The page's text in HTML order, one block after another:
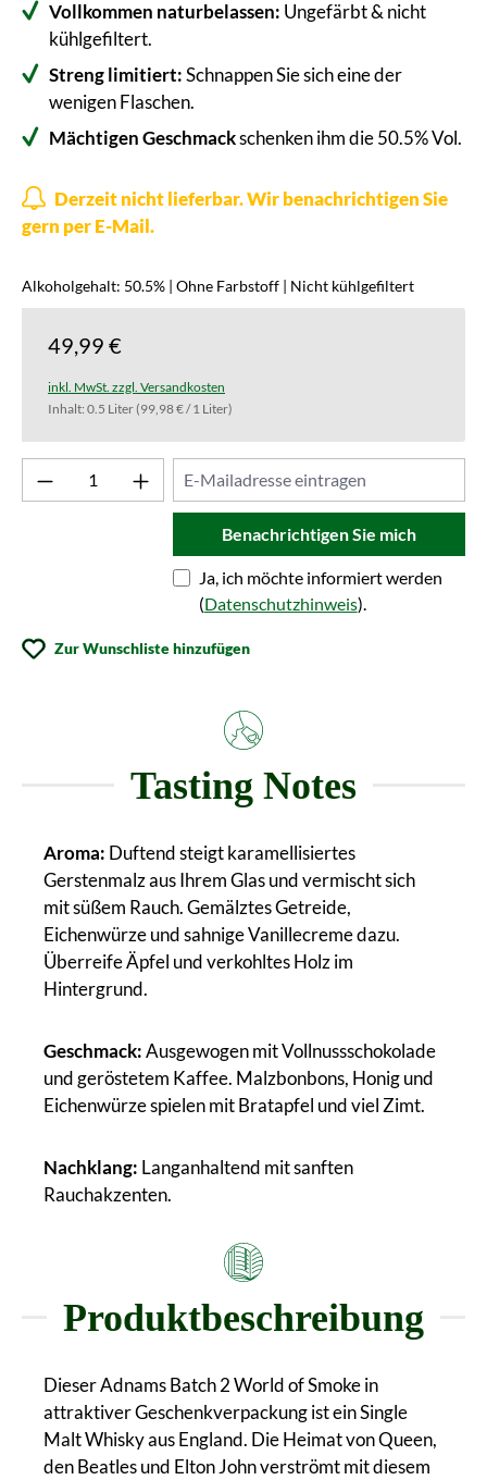
Vollkommen naturbelassen: Ungefärbt & nicht
kühlgefiltert.
Streng limitiert:Schnappen Sie sich eine der
wenigen Flaschen.
Mächtigen Geschmackschenken ihm die 50.5% Vol.
Derzeit nicht lieferbar. Wir benachrichtigen Sie
gern per E-Mail.
Alkoholgehalt: 50.5% | Ohne Farbstoff | Nicht kühlgefiltert
49,99 €
inkl. MwSt. zzgl. Versandkosten
Inhalt: 0.5 Liter(99,98 € / 1 Liter)
Benachrichtigen Sie mich
Ja, ich möchte informiert werden
(Datenschutzhinweis).
Zur Wunschliste hinzufügen
Tasting Notes
Aroma: Duftend steigt karamellisiertes
Gerstenmalz aus Ihrem Glas und vermischt sich
mit süßem Rauch. Gemälztes Getreide,
Eichenwürze und sahnige Vanillecreme dazu.
Überreife Äpfel und verkohltes Holz im
Hintergrund.
Geschmack:Ausgewogen mit Vollnussschokolade
und geröstetem Kaffee. Malzbonbons, Honig und
Eichenwürze spielen mit Bratapfel und viel Zimt.
Nachklang: Langanhaltend mit sanften
Rauchakzenten.
Produktbeschreibung
Dieser Adnams Batch 2 World of Smoke in
attraktiver Geschenkverpackung ist ein Single
Malt Whisky aus England. Die Heimat von Queen,
den Beatles und Elton John verströmt mit diesem